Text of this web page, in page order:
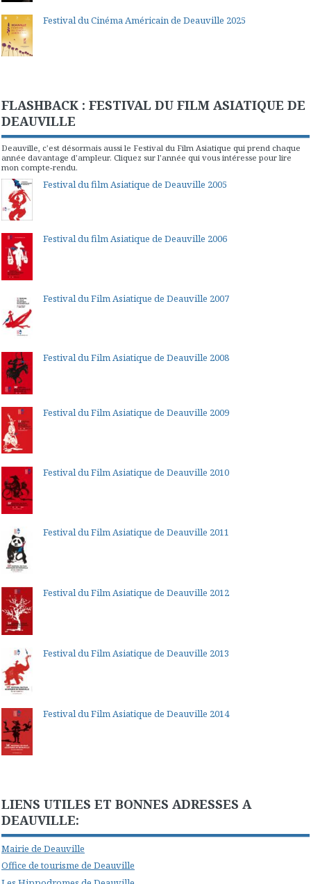
Festival du Cinéma Américain de Deauville 2025
FLASHBACK : FESTIVAL DU FILM ASIATIQUE DE
DEAUVILLE
Deauville, c'est désormais aussi le Festival du Film Asiatique qui prend chaque
année davantage d'ampleur. Cliquez sur l'année qui vous intéresse pour lire
mon compte-rendu.
Festival du film Asiatique de Deauville 2005
Festival du film Asiatique de Deauville 2006
Festival du Film Asiatique de Deauville 2007
Festival du Film Asiatique de Deauville 2008
Festival du Film Asiatique de Deauville 2009
Festival du Film Asiatique de Deauville 2010
Festival du Film Asiatique de Deauville 2011
Festival du Film Asiatique de Deauville 2012
Festival du Film Asiatique de Deauville 2013
Festival du Film Asiatique de Deauville 2014
LIENS UTILES ET BONNES ADRESSES A
DEAUVILLE:
Mairie de Deauville
Office de tourisme de Deauville